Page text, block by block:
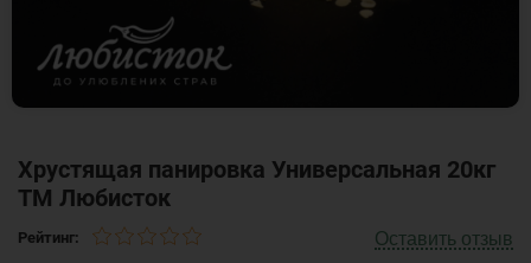
Хрустящая панировка Универсальная 20кг
ТМ Любисток
Рейтинг: Оставить отзыв